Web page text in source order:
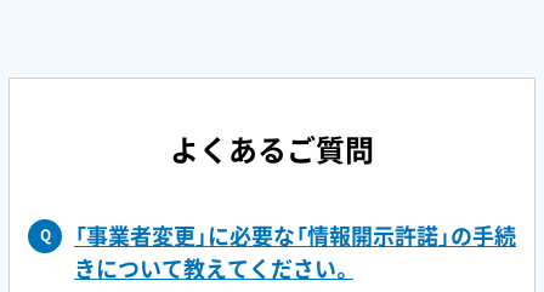
よくあるご質問
Q
「事業者変更」に必要な「情報開示許諾」の手続
きについて教えてください。